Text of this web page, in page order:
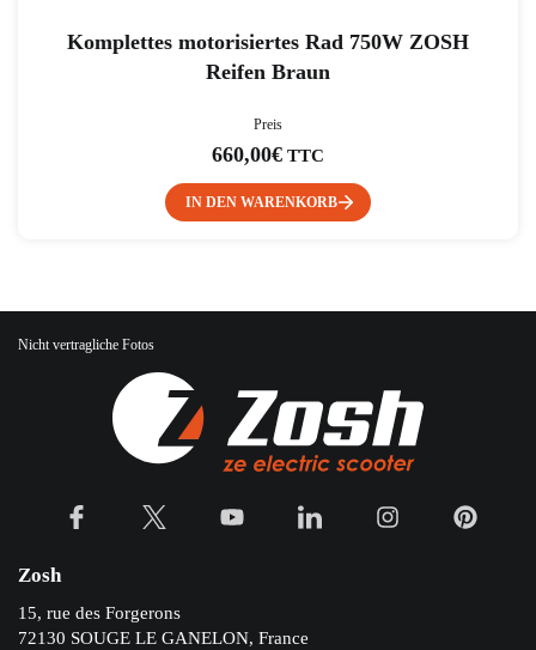
Komplettes motorisiertes Rad 750W ZOSH
Reifen Braun
Preis
660,00€ TTC
IN DEN WARENKORB
Nicht vertragliche Fotos
Zosh
15, rue des Forgerons
72130 SOUGE LE GANELON, France